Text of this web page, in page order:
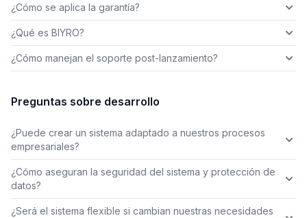
¿Cómo se aplica la garantía?
¿Qué es BIYRO?
¿Cómo manejan el soporte post-lanzamiento?
Preguntas sobre desarrollo
¿Puede crear un sistema adaptado a nuestros procesos
empresariales?
¿Cómo aseguran la seguridad del sistema y protección de
datos?
¿Será el sistema flexible si cambian nuestras necesidades